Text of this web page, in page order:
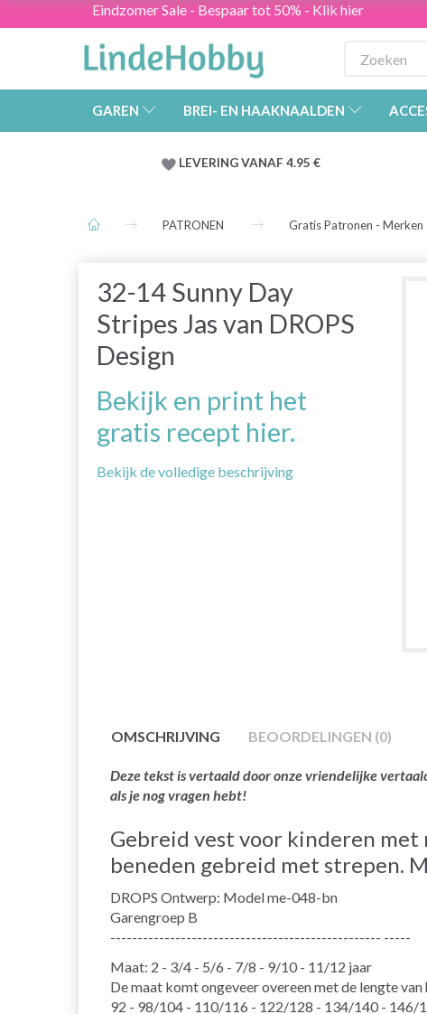
Eindzomer Sale - Bespaar tot 50% - Klik hier
GAREN BREI- EN HAAKNAALDEN
LEVERING VANAF 4.95 €
PATRONEN Gratis Patronen - Merken
32-14 Sunny Day
Stripes Jas van DROPS
Design
Bekijk en print het
gratis recept hier.
Bekijk de volledige beschrijving
OMSCHRIJVING BEOORDELINGEN (0)
Deze tekst is vertaald door onze vriendelijke
als je nog vragen hebt!
Gebreid vest voor kinderen met
beneden gebreid met strepen.
DROPS Ontwerp: Model me-048-bn
Garengroep B
-------------------------------------------------- -----
Maat: 2 - 3/4 - 5/6 - 7/8 - 9/10 - 11/12 jaar
De maat komt ongeveer overeen met de lengte van
92 - 98/104 - 110/116 - 122/128 - 134/140 - 146/